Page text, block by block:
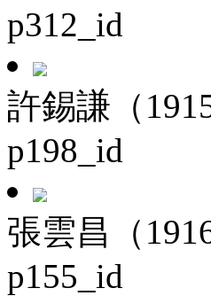
p312_id
許錫謙（
p198_id
張雲昌（
p155_id